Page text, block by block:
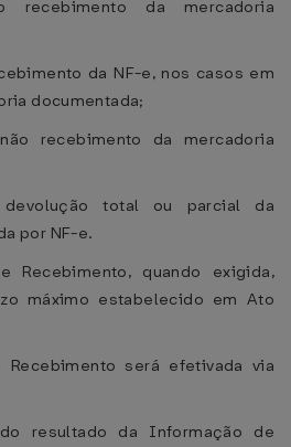
da mercadoria
da NF-e, nos casos em
documentada;
recebimento da mercadoria
total ou parcial da
por NF-e.
Recebimento, quando exigida,
máximo estabelecido em Ato
será efetivada via
resultado da Informação de